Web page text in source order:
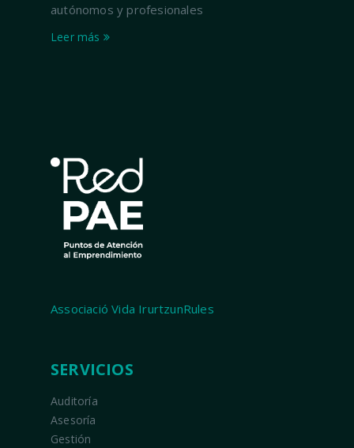
autónomos y profesionales
Leer más
Associació Vida IrurtzunRules
SERVICIOS
Auditoría
Asesoría
Gestión